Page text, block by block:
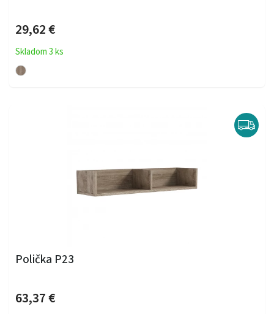
29,62 €
Skladom 3 ks
Polička P23
63,37 €